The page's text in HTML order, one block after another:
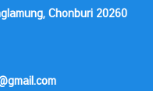
Chonburi 20260